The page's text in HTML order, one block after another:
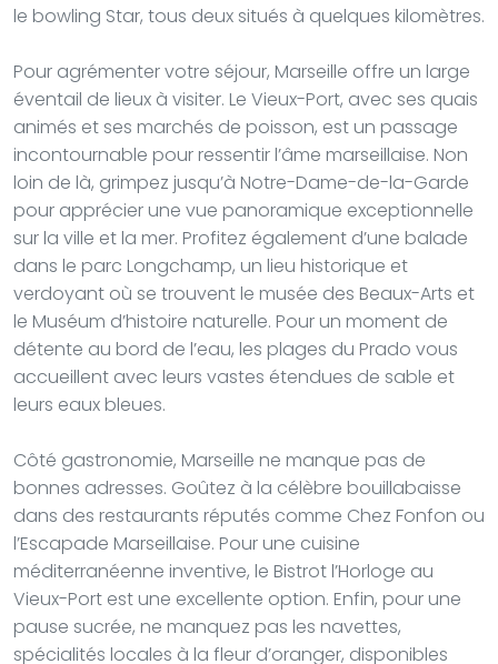
le bowling Star, tous deux situés à quelques kilomètres.
Pour agrémenter votre séjour, Marseille offre un large
éventail de lieux à visiter. Le Vieux-Port, avec ses quais
animés et ses marchés de poisson, est un passage
incontournable pour ressentir l’âme marseillaise. Non
loin de là, grimpez jusqu’à Notre-Dame-de-la-Garde
pour apprécier une vue panoramique exceptionnelle
sur la ville et la mer. Profitez également d’une balade
dans le parc Longchamp, un lieu historique et
verdoyant où se trouvent le musée des Beaux-Arts et
le Muséum d’histoire naturelle. Pour un moment de
détente au bord de l’eau, les plages du Prado vous
accueillent avec leurs vastes étendues de sable et
leurs eaux bleues.
Côté gastronomie, Marseille ne manque pas de
bonnes adresses. Goûtez à la célèbre bouillabaisse
dans des restaurants réputés comme Chez Fonfon ou
l’Escapade Marseillaise. Pour une cuisine
méditerranéenne inventive, le Bistrot l’Horloge au
Vieux-Port est une excellente option. Enfin, pour une
pause sucrée, ne manquez pas les navettes,
spécialités locales à la fleur d’oranger, disponibles